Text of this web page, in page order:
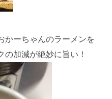
かーちゃんのラーメンを
加減が絶妙に旨い！